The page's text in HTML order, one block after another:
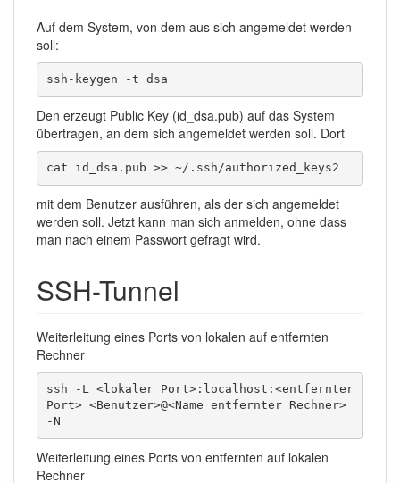
Auf dem System, von dem aus sich angemeldet werden
soll:
ssh-keygen -t dsa
Den erzeugt Public Key (id_dsa.pub) auf das System
übertragen, an dem sich angemeldet werden soll. Dort
cat id_dsa.pub >> ~/.ssh/authorized_keys2
mit dem Benutzer ausführen, als der sich angemeldet
werden soll. Jetzt kann man sich anmelden, ohne dass
man nach einem Passwort gefragt wird.
SSH-Tunnel
Weiterleitung eines Ports von lokalen auf entfernten
Rechner
ssh -L <lokaler Port>:localhost:<entfernter
Port> <Benutzer>@<Name entfernter Rechner>
-N
Weiterleitung eines Ports von entfernten auf lokalen
Rechner